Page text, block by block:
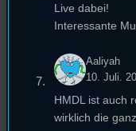
Satzung
Impressum
Datenschutz
Live dabei!
Interessante
Aaliyah
10. Juli.
HMDL ist auch
wirklich die